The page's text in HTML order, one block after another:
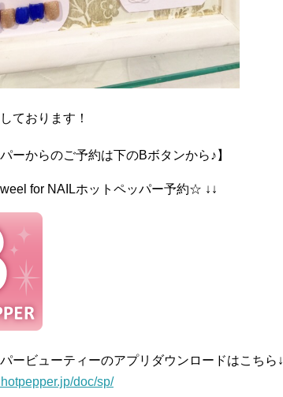
ております！
ーからのご予約は下のBボタンから♪】
for NAILホットペッパー予約☆ ↓↓
ービューティーのアプリダウンロードはこちら↓
doc/sp/